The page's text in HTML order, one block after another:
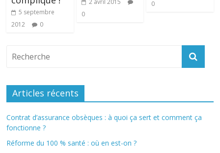
5 septembre
2012
0
2 avril 2015
0
0
Articles récents
Contrat d’assurance obsèques : à quoi ça sert et comment ça
fonctionne ?
Réforme du 100 % santé : où en est-on ?